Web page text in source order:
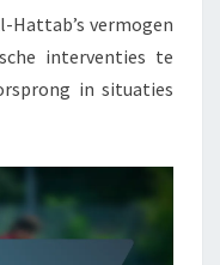
Hattab’s vermogen
interventies te
in situaties